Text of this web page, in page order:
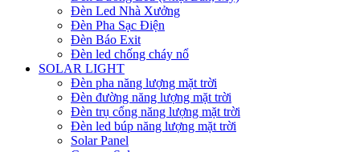
Đèn Led Nhà Xưởng
Đèn Pha Sạc Điện
Đèn Báo Exit
Đèn led chống cháy nổ
SOLAR LIGHT
Đèn pha năng lượng mặt trời
Đèn đường năng lượng mặt trời
Đèn trụ cổng năng lượng mặt trời
Đèn led búp năng lượng mặt trời
Solar Panel